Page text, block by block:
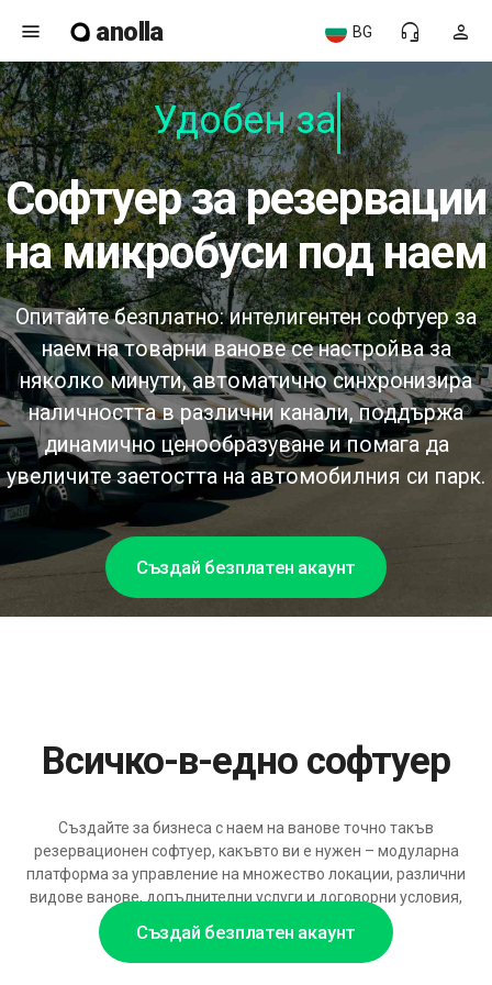
menu anolla person
headset_mic
BG
Удобен за п
софтуер за резервации
на микробуси под наем
Опитайте безплатно: интелигентен софтуер за
наем на товарни ванове се настройва за
няколко минути, автоматично синхронизира
наличността в различни канали, поддържа
динамично ценообразуване и помага да
увеличите заетостта на автомобилния си парк.
Създай безплатен акаунт
Създай безплатен акаунт
Всичко-в-едно софтуер
Създайте за бизнеса с наем на ванове точно такъв
резервационен софтуер, какъвто ви е нужен – модуларна
платформа за управление на множество локации, различни
видове ванове, допълнителни услуги и договорни условия,
готова да расте с вашия автопарк.